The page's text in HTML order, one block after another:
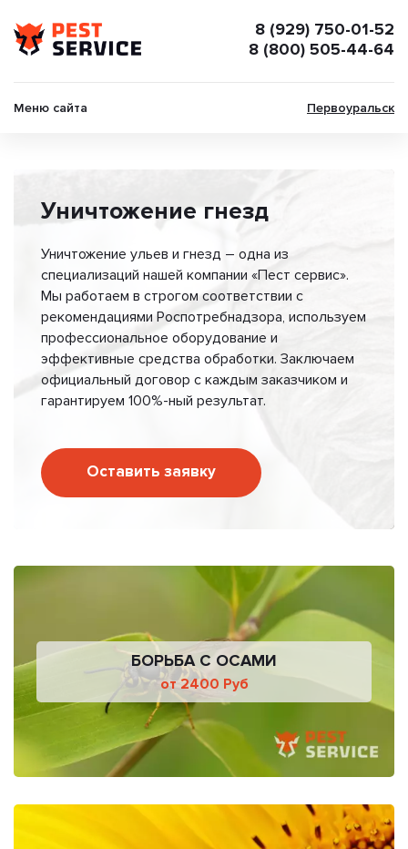
8 (929) 750-01-52
8 (800) 505-44-64
Меню сайта Первоуральск
Уничтожение гнезд
Уничтожение ульев и гнезд – одна из
специализаций нашей компании «Пест сервис».
Мы работаем в строгом соответствии с
рекомендациями Роспотребнадзора, используем
профессиональное оборудование и
эффективные средства обработки. Заключаем
официальный договор с каждым заказчиком и
гарантируем 100%-ный результат.
Оставить заявку
БОРЬБА С ОСАМИ
от 2400 Руб